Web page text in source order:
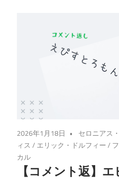
2026年1月18日 セロニアス
ィス / エリック・ドルフィー/
カル
【コメント返】